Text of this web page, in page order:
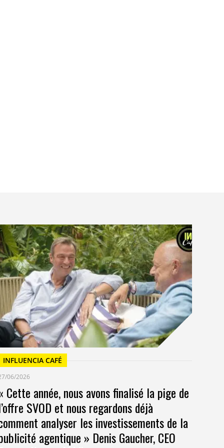
INFLUENCIA CAFÉ
06/2026
Cette année, nous avons finalisé la pige de
SVOD et nous regardons déjà
analyser les investissements de la
agentique » Denis Gaucher, CEO